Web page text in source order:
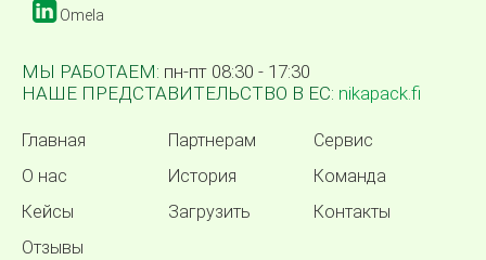
Omela
МЫ РАБОТАЕМ: пн-пт 08:30 - 17:30
НАШЕ ПРЕДСТАВИТЕЛЬСТВО В ЕС: nikapack.fi
Главная Партнерам
Сервис
О нас
История
Команда
Кейсы
Загрузить
Контакты
Отзывы